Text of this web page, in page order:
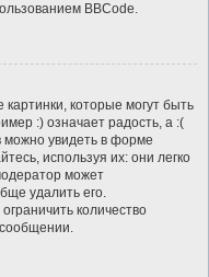
BBCode.
которые могут быть
:) означает радость, а :(
можно увидеть в форме
используя их: они легко
может
удалить его.
количество